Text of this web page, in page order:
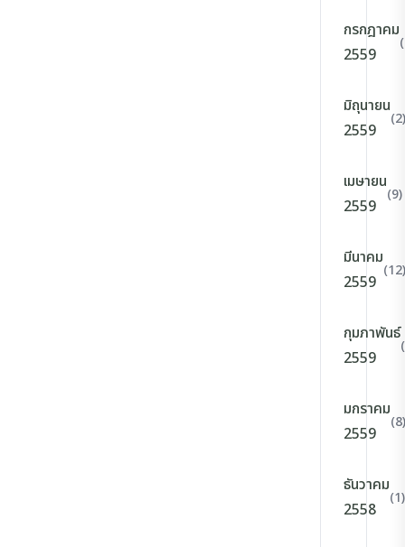
กรกฎาคม
2559
มิถุนายน
2559
(2)
เมษายน
2559
(9)
มีนาคม
2559
(12)
กุมภาพันธ์
2559
มกราคม
2559
(8)
ธันวาคม
2558
(1)